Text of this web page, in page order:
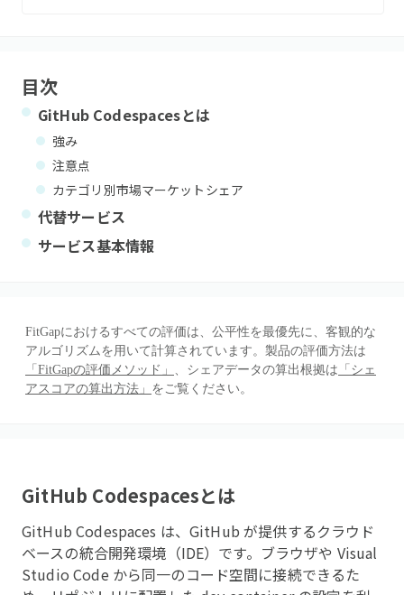
目次
GitHub Codespacesとは
強み
注意点
カテゴリ別市場マーケットシェア
代替サービス
サービス基本情報
FitGapにおけるすべての評価は、公平性を最優先に、客観的な
アルゴリズムを用いて計算されています。製品の評価方法は
「FitGapの評価メソッド」 、シェアデータの算出根拠は 「シェ
アスコアの算出方法」 をご覧ください。
GitHub Codespacesとは
GitHub Codespaces は、GitHub が提供するクラウド
ベースの統合開発環境（IDE）です。ブラウザや Visual
Studio Code から同一のコード空間に接続できるた